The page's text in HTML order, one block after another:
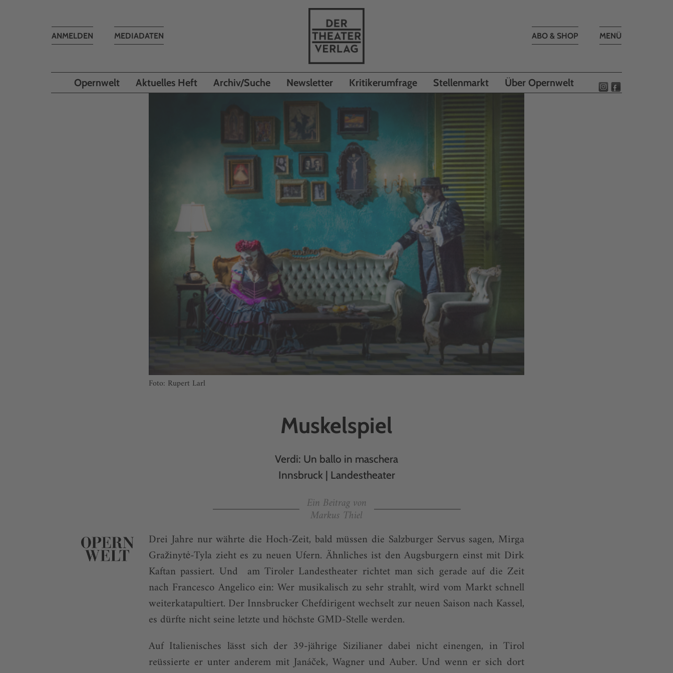
Toggle
MENÜ
ABO & SHOP
MEDIADATEN
Toggle
ANMELDEN
Opernwelt Aktuelles Heft Archiv/Suche Newsletter Kritikerumfrage Stellenmarkt Über Opernwelt
Foto: Rupert Larl
Muskelspiel
Verdi: Un ballo in maschera
Innsbruck | Landestheater
Ein Beitrag von
Markus Thiel
Drei Jahre nur währte die Hoch-Zeit, bald müssen die Salzburger Servus sagen, Mirga
Gražinytė-Tyla zieht es zu neuen Ufern. Ähnliches ist den Augsburgern einst mit Dirk
Kaftan passiert. Und am Tiroler Landestheater richtet man sich gerade auf die Zeit
nach Francesco Angelico ein: Wer musikalisch zu sehr strahlt, wird vom Markt schnell
weiterkatapultiert. Der Innsbrucker Chefdirigent wechselt zur neuen Saison nach Kassel,
es dürfte nicht seine letzte und höchste GMD-Stelle werden.
Auf Italienisches lässt sich der 39-jährige Sizilianer dabei nicht einengen, in Tirol
reüssierte er unter anderem mit Janáček, Wagner und Auber. Und wenn er sich dort